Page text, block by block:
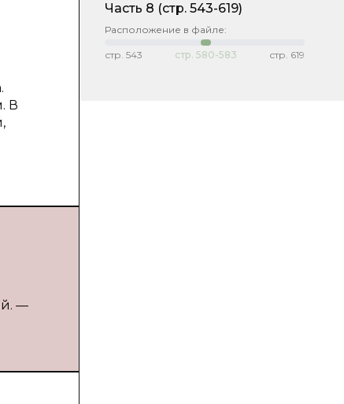
В
—
Часть 8 (стр. 543-619)
Расположение в файле:
стр. 543 стр. 580-583 стр. 619